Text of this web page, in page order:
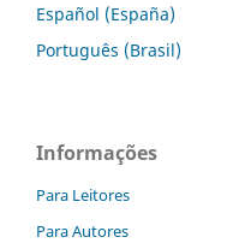
Español (España)
Português (Brasil)
Informações
Para Leitores
Para Autores